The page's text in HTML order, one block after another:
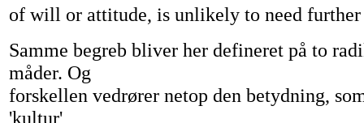
of will or attitude, is unlikely to need further
Samme begreb bliver her defineret på to
måder. Og
forskellen vedrører netop den betydning,
'kultur'